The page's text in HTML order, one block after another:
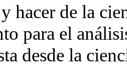
hacer de la
para el
desde la